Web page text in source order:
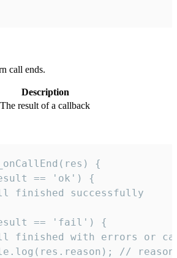
call ends.
Description
The result of a callback
{
== 'ok') {
finished successfully
== 'fail') {
finished with errors or
//